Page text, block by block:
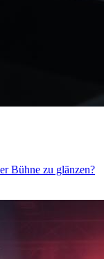
Bühne zu glänzen?